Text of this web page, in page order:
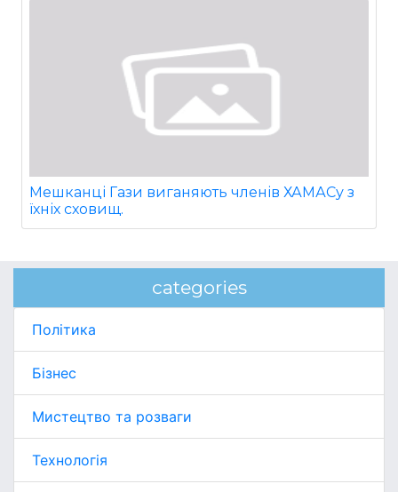
Мешканці Гази виганяють членів ХАМАСу з
їхніх сховищ.
categories
Політика
Бізнес
Мистецтво та розваги
Технологія